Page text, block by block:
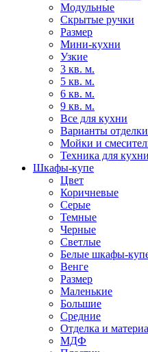
Модульные
Скрытые ручки
Размер
Мини-кухни
Узкие
3 кв. м.
5 кв. м.
6 кв. м.
9 кв. м.
Все для кухни
Варианты отделки
Мойки и
Техника для кухни
Шкафы-купе
Цвет
Коричневые
Серые
Темные
Черные
Светлые
Белые шкафы-
Венге
Размер
Маленькие
Большие
Средние
Отделка и
МДФ